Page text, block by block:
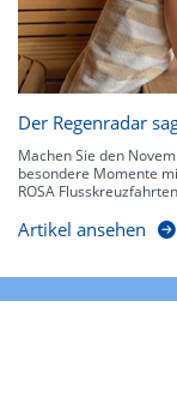
Der Regenradar
Machen Sie den
besondere Momente
ROSA
Artikel ansehen